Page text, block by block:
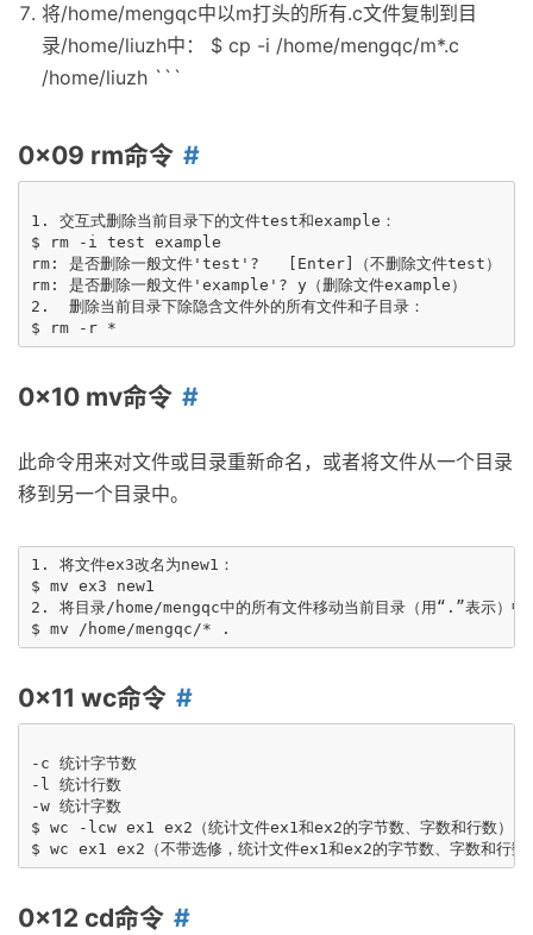
将/home/mengqc中以m打头的所有.c文件复制到目
录/home/liuzh中： $ cp -i /home/mengqc/m*.c
/home/liuzh ```
0x09 rm命令
1. 交互式删除当前目录下的文件test和example：
$ rm -i test example
rm: 是否删除一般文件'test'?   [Enter]（不删除文件test）
rm: 是否删除一般文件'example'? y（删除文件example）
2.  删除当前目录下除隐含文件外的所有文件和子目录：
0x10 mv命令
此命令用来对文件或目录重新命名，或者将文件从一个目录
移到另一个目录中。
1. 将文件ex3改名为new1：
$ mv ex3 new1
2. 将目录/home/mengqc中的所有文件移动当前目录（用“.”表示）中
0x11 wc命令
-c 统计字节数
-l 统计行数
-w 统计字数
$ wc -lcw ex1 ex2（统计文件ex1和ex2的字节数、字数和行数）
0x12 cd命令